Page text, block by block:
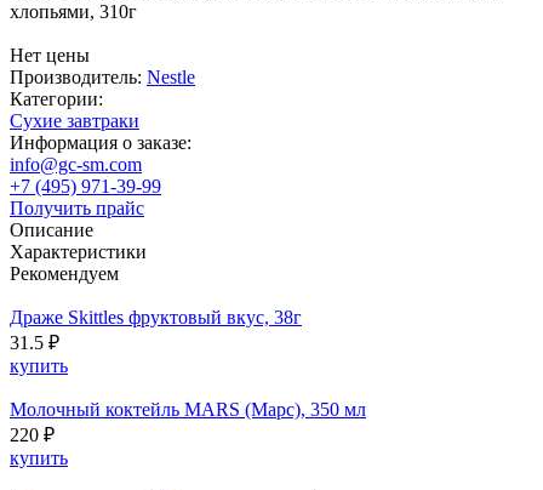
хлопьями, 310г
Нет цены
Производитель: Nestle
Категории:
Cухие завтраки
Информация о заказе:
info@gc-sm.com
+7 (495) 971-39-99
Получить прайс
Описание
Характеристики
Рекомендуем
Драже Skittles фруктовый вкус, 38г
31.5 ₽
купить
Молочный коктейль MARS (Марс), 350 мл
220 ₽
купить